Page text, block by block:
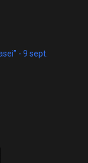
- 9 sept.